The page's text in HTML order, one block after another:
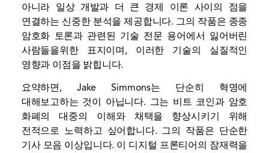
아니라 일상 개발과 더 큰 경제 이론 사이의 점을
연결하는 신중한 분석을 제공합니다. 그의 작품은 종종
암호화 토론과 관련된 기술 전문 용어에서 잃어버린
사람들을위한 표지이며, 이러한 기술의 실질적인
영향과 이점을 밝힙니다.
요약하면, Jake Simmons는 단순히 혁명에
대해보고하는 것이 아닙니다. 그는 비트 코인과 암호
화폐의 대중의 이해와 채택을 향상시키기 위해
전적으로 노력하고 싶어합니다. 그의 작품은 단순한
기사 모음 이상입니다. 이 디지털 프론티어의 잠재력을